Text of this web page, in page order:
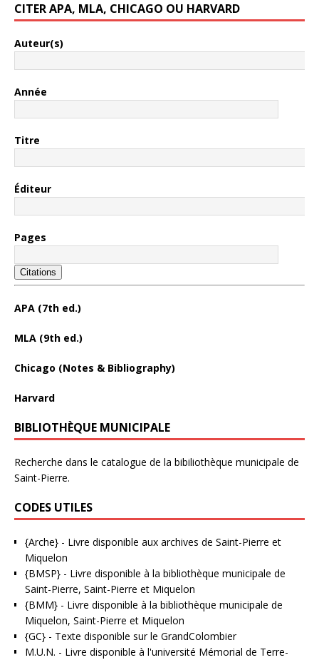
CITER APA, MLA, CHICAGO OU HARVARD
Auteur(s)
Année
Titre
Éditeur
Pages
Citations
APA (7th ed.)
MLA (9th ed.)
Chicago (Notes & Bibliography)
Harvard
BIBLIOTHÈQUE MUNICIPALE
Recherche dans le catalogue de la bibiliothèque municipale de
Saint-Pierre.
CODES UTILES
{Arche} - Livre disponible aux archives de Saint-Pierre et
Miquelon
{BMSP} - Livre disponible à la bibliothèque municipale de
Saint-Pierre, Saint-Pierre et Miquelon
{BMM} - Livre disponible à la bibliothèque municipale de
Miquelon, Saint-Pierre et Miquelon
{GC} - Texte disponible sur le GrandColombier
M.U.N. - Livre disponible à l'université Mémorial de Terre-